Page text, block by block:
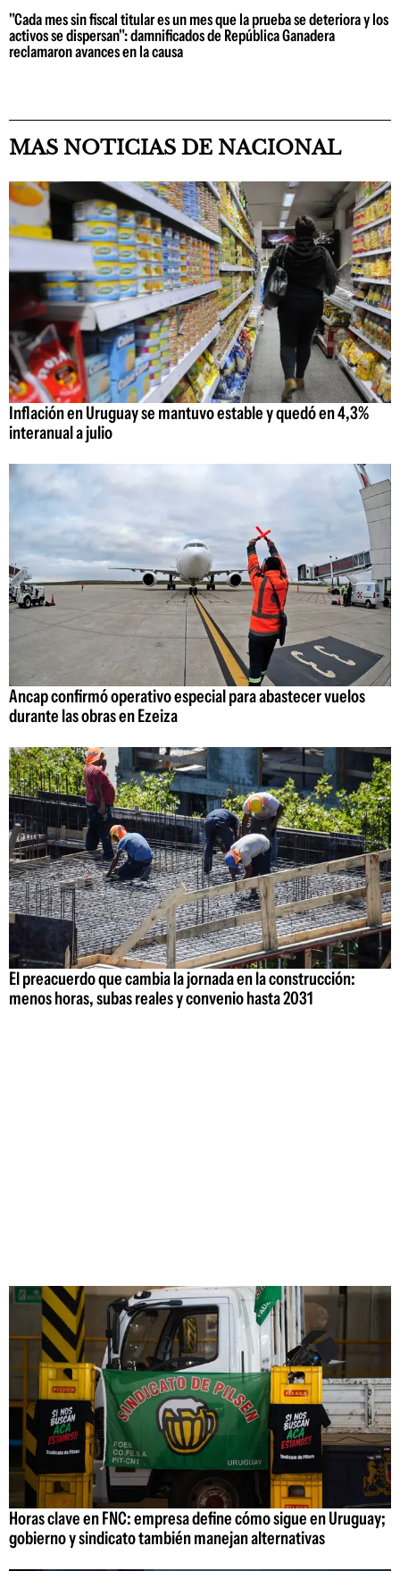
"Cada mes sin fiscal titular es un mes que la prueba se deteriora y los
activos se dispersan": damnificados de República Ganadera
reclamaron avances en la causa
MAS NOTICIAS DE NACIONAL
Inflación en Uruguay se mantuvo estable y quedó en 4,3%
interanual a julio
Ancap confirmó operativo especial para abastecer vuelos
durante las obras en Ezeiza
El preacuerdo que cambia la jornada en la construcción:
menos horas, subas reales y convenio hasta 2031
Horas clave en FNC: empresa define cómo sigue en Uruguay;
gobierno y sindicato también manejan alternativas